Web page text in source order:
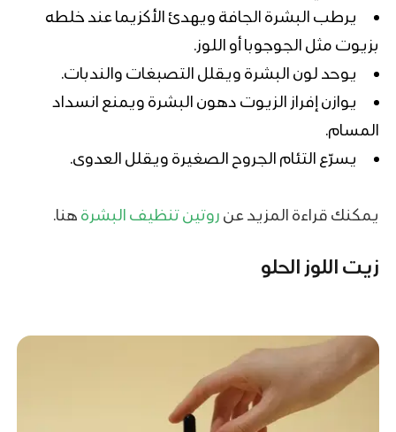
يرطب البشرة الجافة ويهدئ الأكزيما عند خلطه
بزيوت مثل الجوجوبا أو اللوز.
يوحد لون البشرة ويقلل التصبغات والندبات.
يوازن إفراز الزيوت دهون البشرة ويمنع انسداد
المسام.
يسرّع التئام الجروح الصغيرة ويقلل العدوى.
يمكنك قراءة المزيد عن روتين تنظيف البشرة هنا.
زيت اللوز الحلو